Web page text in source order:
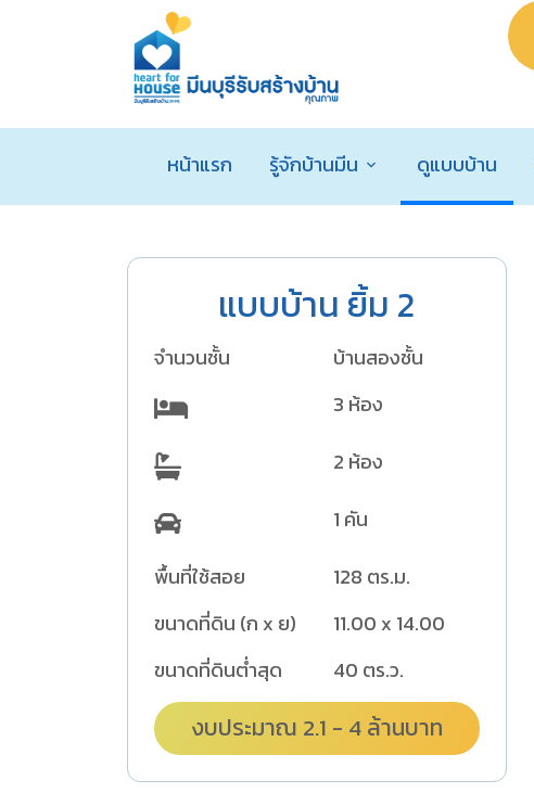
หน้าแรก รู้จักบ้านมีน ดูแบบบ้าน
แบบบ้าน ยิ้ม 2
จำนวนชั้น
บ้านสองชั้น
3 ห้อง
2 ห้อง
1 คัน
พื้นที่ใช้สอย
128 ตร.ม.
ขนาดที่ดิน (ก x ย)
11.00 x 14.00
ขนาดที่ดินต่ำสุด
40 ตร.ว.
งบประมาณ 2.1 - 4 ล้านบาท